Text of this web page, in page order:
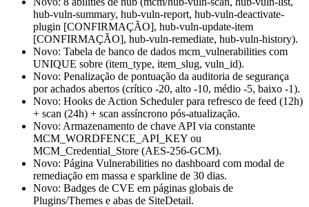
hub-vuln-summary, hub-vuln-report, hub-vuln-deactivate-
plugin [CONFIRMAÇÃO], hub-vuln-update-item
[CONFIRMAÇÃO], hub-vuln-remediate, hub-vuln-history).
Novo: Tabela de banco de dados mcm_vulnerabilities com
UNIQUE sobre (item_type, item_slug, vuln_id).
Novo: Penalização de pontuação da auditoria de segurança
por achados abertos (crítico -20, alto -10, médio -5, baixo -1).
Novo: Hooks de Action Scheduler para refresco de feed (12h)
+ scan (24h) + scan assíncrono pós-atualização.
Novo: Armazenamento de chave API via constante
MCM_WORDFENCE_API_KEY ou
MCM_Credential_Store (AES-256-GCM).
Novo: Página Vulnerabilities no dashboard com modal de
remediação em massa e sparkline de 30 dias.
Novo: Badges de CVE em páginas globais de
Plugins/Themes e abas de SiteDetail.